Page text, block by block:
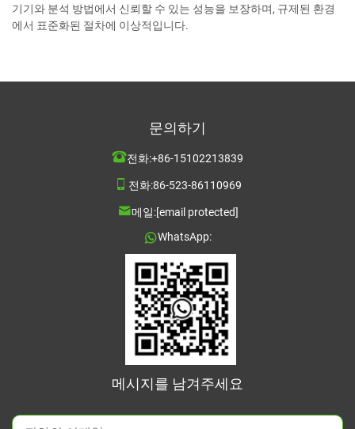
기기와 분석 방법에서 신뢰할 수 있는 성능을 보장하며, 규제된 환경
에서 표준화된 절차에 이상적입니다.
문의하기
전화:+86-15102213839
전화:86-523-86110969
메일:[email protected]
WhatsApp:
메시지를 남겨주세요